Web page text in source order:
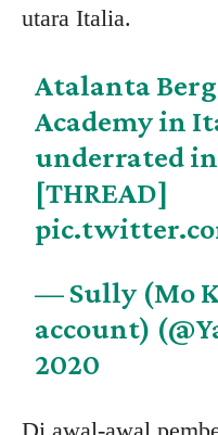
utara Italia.
Atalanta
Academy in
underrated
[THREAD]
— Sully (Mo
account)
2020